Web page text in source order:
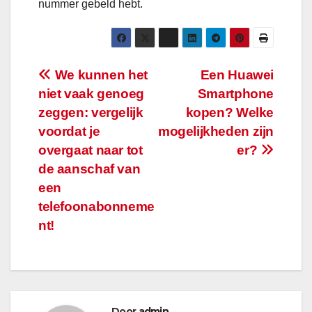
nummer gebeld hebt.
Bericht
navigatie
Een Huawei
Smartphone
kopen? Welke
mogelijkheden zijn
er?
We kunnen het
niet vaak genoeg
zeggen: vergelijk
voordat je
overgaat naar tot
de aanschaf van
een
telefoonabonneme
nt!